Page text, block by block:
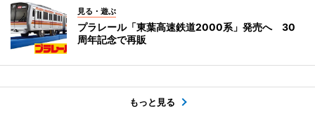
見る・遊ぶ
プラレール「東葉高速鉄道2000系」発売へ 30
周年記念で再販
もっと見る